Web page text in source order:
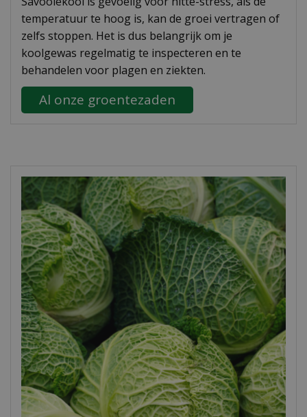
temperatuur te hoog is, kan de groei vertragen of
zelfs stoppen. Het is dus belangrijk om je
koolgewas regelmatig te inspecteren en te
behandelen voor plagen en ziekten.
Al onze groentezaden